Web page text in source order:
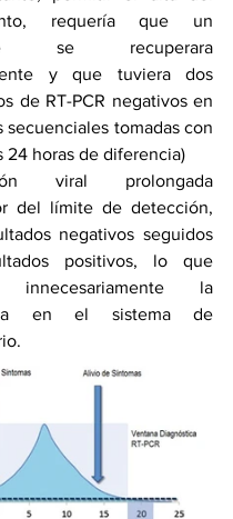
requería que un
se recuperara
y que tuviera dos
de RT-PCR negativos en
secuenciales tomadas con
24 horas de diferencia)
viral prolongada
del límite de detección,
negativos seguidos
positivos, lo que
innecesariamente la
en el sistema de